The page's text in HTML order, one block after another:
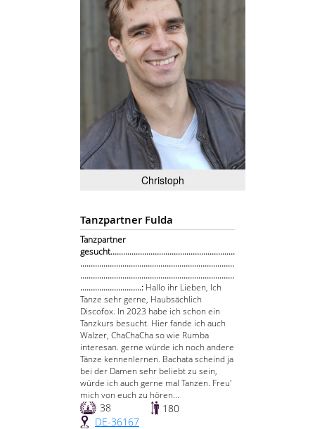
Christoph
Tanzpartner Fulda
Tanzpartner
gesucht...........................................................
.........................................................................
.........................................................................
.............................: Hallo ihr Lieben, Ich
Tanze sehr gerne, Haubsächlich
Discofox. In 2023 habe ich schon ein
Tanzkurs besucht. Hier fande ich auch
Walzer, ChaChaCha so wie Rumba
interesan. gerne würde ich noch andere
Tänze kennenlernen. Bachata scheind ja
bei der Damen sehr beliebt zu sein,
würde ich auch gerne mal Tanzen. Freu'
mich von euch zu hören...
38
180
DE-36167